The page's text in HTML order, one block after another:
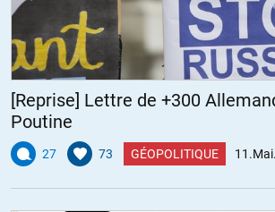
de leurs proches.
ALERTER
La presse est un des piliers de la démocratie.
Les homes/femmes politiques sont élus.
Or comment voter si on est mal informé ? Quel
[Reprise] Lettre de +300
Poutine
27 73 GÉOPOLITIQUE